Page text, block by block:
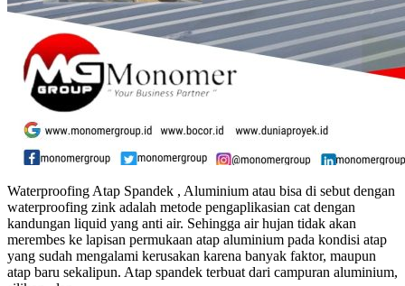
Waterproofing Atap Spandek , Aluminium atau bisa di sebut dengan
waterproofing zink adalah metode pengaplikasian cat dengan
kandungan liquid yang anti air. Sehingga air hujan tidak akan
merembes ke lapisan permukaan atap aluminium pada kondisi atap
yang sudah mengalami kerusakan karena banyak faktor, maupun
atap baru sekalipun. Atap spandek terbuat dari campuran aluminium,